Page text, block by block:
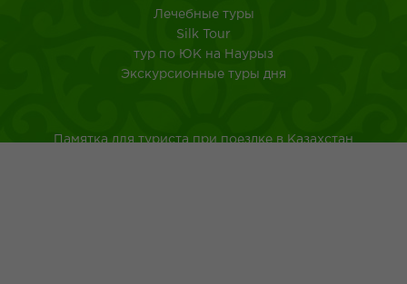
Лечебные туры
Silk Tour
тур по ЮК на Наурыз
Экскурсионные туры дня
Памятка для туриста при поездке в Казахстан